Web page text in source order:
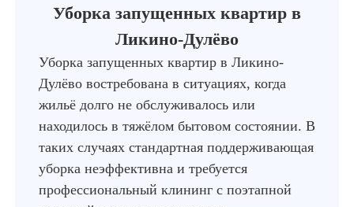
Уборка запущенных квартир в
Ликино-Дулёво
Уборка запущенных квартир в Ликино-
Дулёво востребована в ситуациях, когда
жильё долго не обслуживалось или
находилось в тяжёлом бытовом состоянии. В
таких случаях стандартная поддерживающая
уборка неэффективна и требуется
профессиональный клининг с поэтапной